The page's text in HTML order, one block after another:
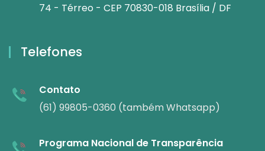
74 - Térreo - CEP 70830-018 Brasília / DF
Telefones
Contato
(61) 99805-0360 (também Whatsapp)
Programa Nacional de Transparência